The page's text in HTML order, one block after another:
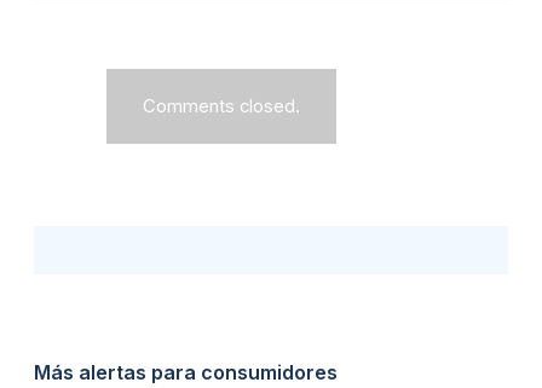
Comments closed.
Más alertas para consumidores